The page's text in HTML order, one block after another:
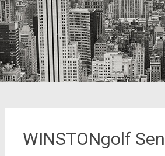
WINSTONgolf